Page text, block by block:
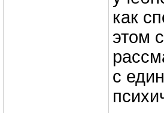
как
этом
с